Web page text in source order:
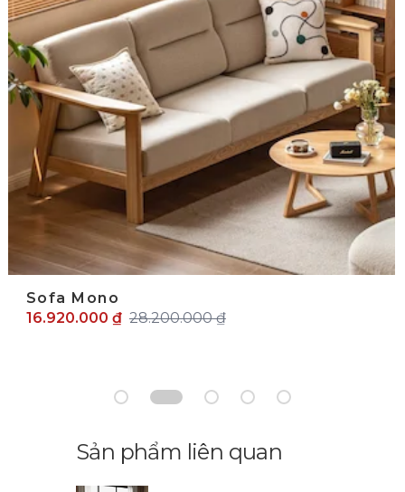
Sofa Mono
16.920.000 ₫ 28.200.000 ₫
Sản phẩm liên quan